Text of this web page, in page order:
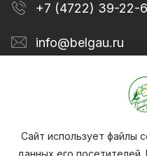
+7 (4722) 39-22-
info@belgau.ru
Сайт использует файлы
данных его